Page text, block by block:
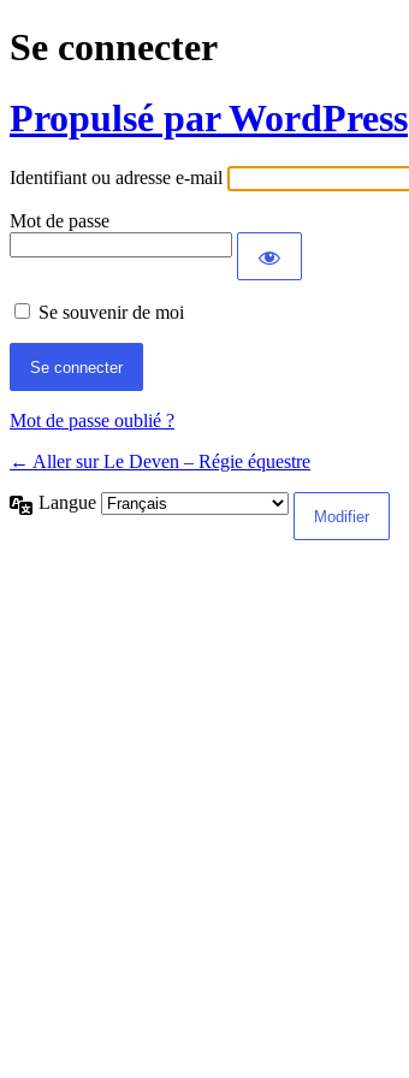
Se connecter
Propulsé par WordPress
Identifiant ou adresse e-mail
Mot de passe
Se souvenir de moi
Mot de passe oublié ?
← Aller sur Le Deven – Régie équestre
Langue